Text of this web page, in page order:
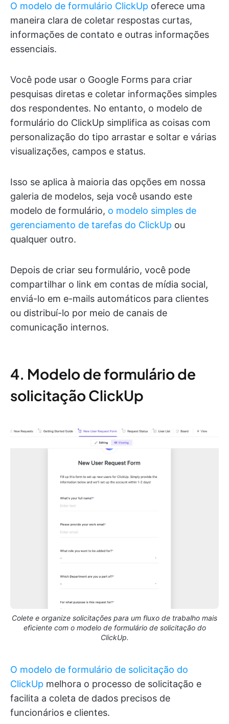
O modelo de formulário ClickUp oferece uma
maneira clara de coletar respostas curtas,
informações de contato e outras informações
essenciais.
Você pode usar o Google Forms para criar
pesquisas diretas e coletar informações simples
dos respondentes. No entanto, o modelo de
formulário do ClickUp simplifica as coisas com
personalização do tipo arrastar e soltar e várias
visualizações, campos e status.
Isso se aplica à maioria das opções em nossa
galeria de modelos, seja você usando este
modelo de formulário, o modelo simples de
gerenciamento de tarefas do ClickUp ou
qualquer outro.
Depois de criar seu formulário, você pode
compartilhar o link em contas de mídia social,
enviá-lo em e-mails automáticos para clientes
ou distribuí-lo por meio de canais de
comunicação internos.
4. Modelo de formulário de
solicitação ClickUp
Colete e organize solicitações para um fluxo de trabalho mais
eficiente com o modelo de formulário de solicitação do
ClickUp.
O modelo de formulário de solicitação do
ClickUp melhora o processo de solicitação e
facilita a coleta de dados precisos de
funcionários e clientes.